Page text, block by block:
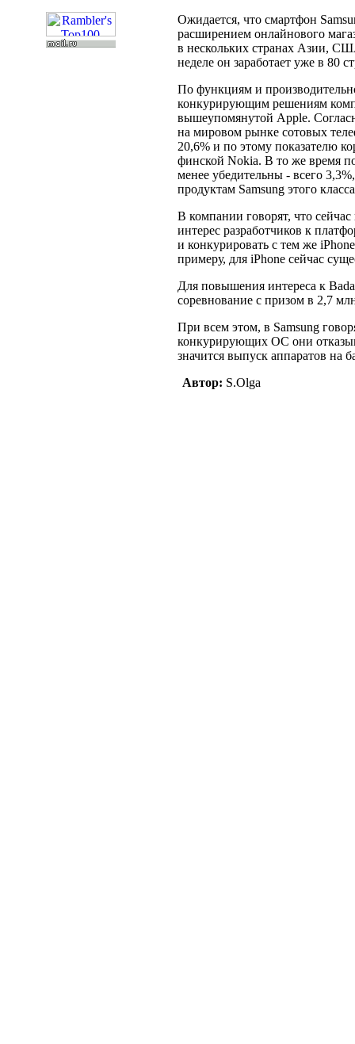
Ожидается, что смартфон
расширением онлайнового
в нескольких странах Азии,
неделе он заработает уже в 80
По функциям и
конкурирующим решениям
вышеупомянутой Apple.
на мировом рынке сотовых
20,6% и по этому показателю
финской Nokia. В то же время
менее убедительны - всего
продуктам Samsung этого
В компании говорят, что сейчас
интерес разработчиков к
и конкурировать с тем же
примеру, для iPhone сейчас
Для повышения интереса к
соревнование с призом в 2,7
При всем этом, в Samsung
конкурирующих ОС они
значится выпуск аппаратов на
Автор: S.Olga